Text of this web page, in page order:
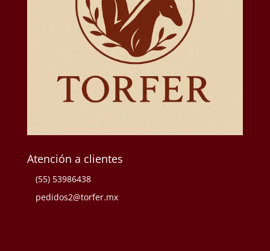
Atención a clientes
(55) 53986438
pedidos2@torfer.mx